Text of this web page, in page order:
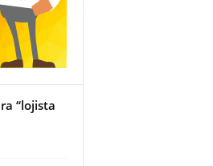
“lojista